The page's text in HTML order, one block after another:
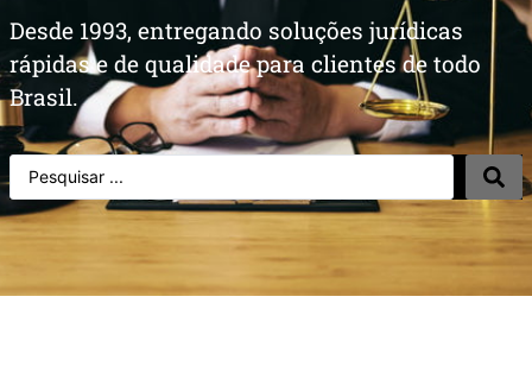
Desde 1993, entregando soluções jurídicas
rápidas e de qualidade para clientes de todo
Brasil.